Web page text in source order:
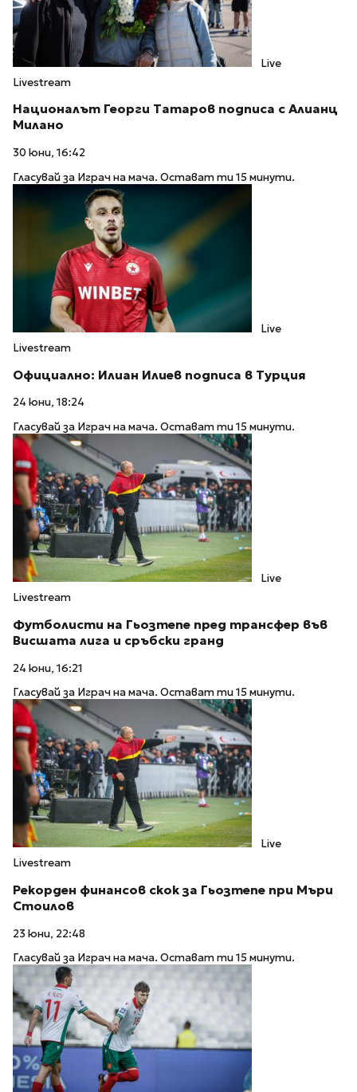
Live
Livestream
Националът Георги Татаров подписа с Алианц
Милано
30 юни, 16:42
Гласувай за Играч на мача. Остават ти 15 минути.
Live
Livestream
Официално: Илиан Илиев подписа в Турция
24 юни, 18:24
Гласувай за Играч на мача. Остават ти 15 минути.
Live
Livestream
Футболисти на Гьозтепе пред трансфер във
Висшата лига и сръбски гранд
24 юни, 16:21
Гласувай за Играч на мача. Остават ти 15 минути.
Live
Livestream
Рекорден финансов скок за Гьозтепе при Мъри
Стоилов
23 юни, 22:48
Гласувай за Играч на мача. Остават ти 15 минути.